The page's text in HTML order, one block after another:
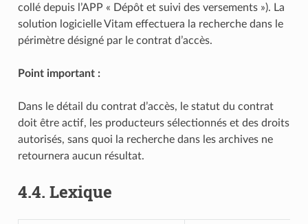
collé depuis l’APP « Dépôt et suivi des versements »). La
solution logicielle Vitam effectuera la recherche dans le
périmètre désigné par le contrat d’accès.
Point important :
Dans le détail du contrat d’accès, le statut du contrat
doit être actif, les producteurs sélectionnés et des droits
autorisés, sans quoi la recherche dans les archives ne
retournera aucun résultat.
4.4. Lexique